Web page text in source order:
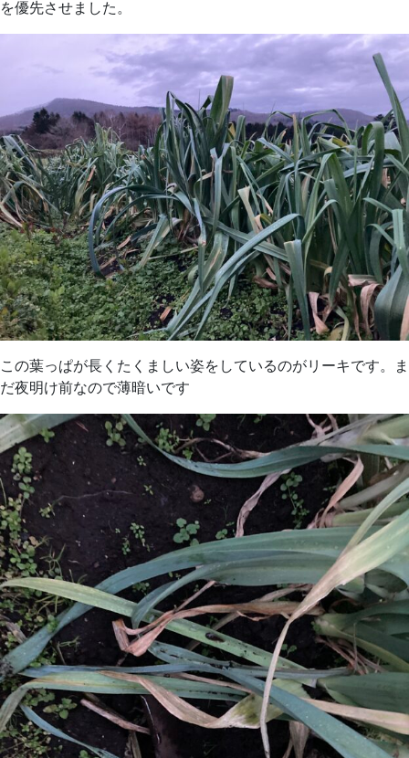
を優先させました。
この葉っぱが長くたくましい姿をしているのがリーキです。ま
だ夜明け前なので薄暗いです